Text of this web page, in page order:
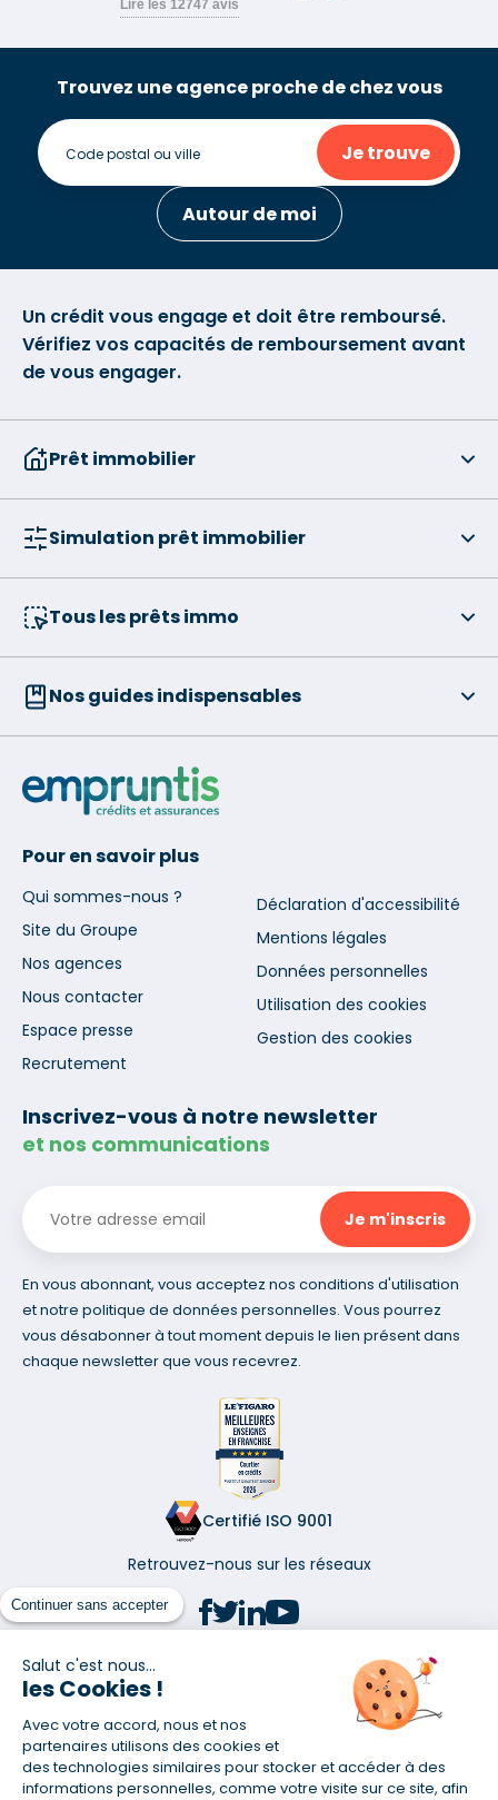
Continuer sans accepter
Salut c'est nous...
les Cookies !
Avec votre accord, nous et nos
partenaires utilisons des cookies et
des technologies similaires pour stocker et accéder à des
informations personnelles, comme votre visite sur ce site, afin
Trouvez une agence proche de chez vous
Je trouve
Autour de moi
Un crédit vous engage et doit être remboursé.
Vérifiez vos capacités de remboursement avant
de vous engager.
Prêt immobilier
Simulation prêt immobilier
Tous les prêts immo
Nos guides indispensables
Pour en savoir plus
Qui sommes-nous ?
Site du Groupe
Nos agences
Nous contacter
Espace presse
Recrutement
Déclaration d'accessibilité
Mentions légales
Données personnelles
Utilisation des cookies
Gestion des cookies
Inscrivez-vous à notre newsletter
et nos communications
En vous abonnant, vous acceptez nos conditions d'utilisation
et notre politique de données personnelles. Vous pourrez
vous désabonner à tout moment depuis le lien présent dans
chaque newsletter que vous recevrez.
Certifié ISO 9001
Retrouvez-nous sur les réseaux
(1) Taux fixe national hors assurance et selon votre profil
(2) Économie de 65 % pour l'assurance d'un prêt amortissable de 330
457,23 € à 0,90 % sur 19,5 ans, accordé à un salarié non cadre assuré à
100 % (décès, PTIA, IPP, ITT, IPP) âgé de 36 ans fumeur et une personne
salariée non cadre assurée à 100 % (décès, PTIA, IPP, ITT, IPP) âgée de 35